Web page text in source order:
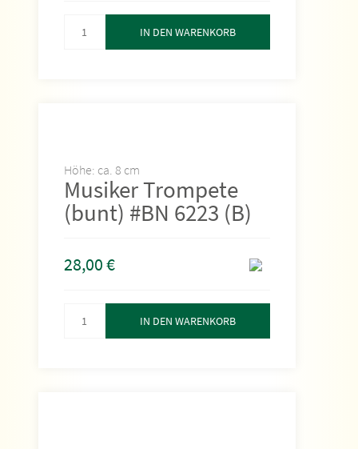
IN DEN WARENKORB
Höhe: ca. 8 cm
Musiker Trompete
(bunt) #BN 6223 (B)
28,00€
IN DEN WARENKORB